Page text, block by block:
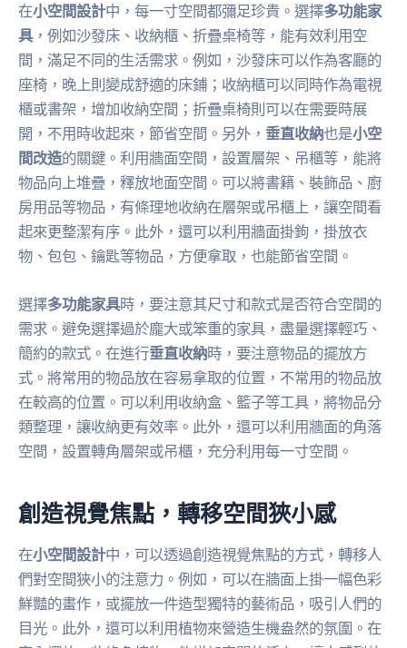
在小空間設計中，每一寸空間都彌足珍貴。選擇多功能家
具，例如沙發床、收納櫃、折疊桌椅等，能有效利用空
間，滿足不同的生活需求。例如，沙發床可以作為客廳的
座椅，晚上則變成舒適的床鋪；收納櫃可以同時作為電視
櫃或書架，增加收納空間；折疊桌椅則可以在需要時展
開，不用時收起來，節省空間。另外， 垂直收納也是小空
間改造的關鍵。利用牆面空間，設置層架、吊櫃等，能將
物品向上堆疊，釋放地面空間。可以將書籍、裝飾品、廚
房用品等物品，有條理地收納在層架或吊櫃上，讓空間看
起來更整潔有序。此外，還可以利用牆面掛鉤，掛放衣
物、包包、鑰匙等物品，方便拿取，也能節省空間。
選擇多功能家具時，要注意其尺寸和款式是否符合空間的
需求。避免選擇過於龐大或笨重的家具，盡量選擇輕巧、
簡約的款式。在進行垂直收納時，要注意物品的擺放方
式。將常用的物品放在容易拿取的位置，不常用的物品放
在較高的位置。可以利用收納盒、籃子等工具，將物品分
類整理，讓收納更有效率。此外，還可以利用牆面的角落
空間，設置轉角層架或吊櫃，充分利用每一寸空間。
創造視覺焦點，轉移空間狹小感
在小空間設計中，可以透過創造視覺焦點的方式，轉移人
們對空間狹小的注意力。例如，可以在牆面上掛一幅色彩
鮮豔的畫作，或擺放一件造型獨特的藝術品，吸引人們的
目光。此外，還可以利用植物來營造生機盎然的氛圍。在